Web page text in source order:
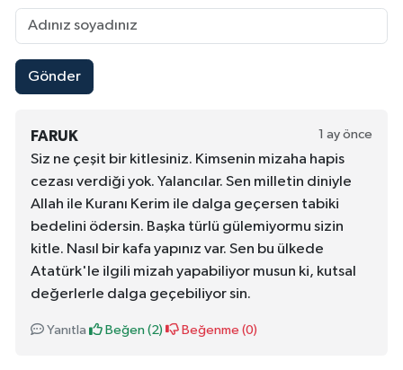
Gönder
FARUK 1 ay önce
Siz ne çeşit bir kitlesiniz. Kimsenin mizaha hapis
cezası verdiği yok. Yalancılar. Sen milletin diniyle
Allah ile Kuranı Kerim ile dalga geçersen tabiki
bedelini ödersin. Başka türlü gülemiyormu sizin
kitle. Nasıl bir kafa yapınız var. Sen bu ülkede
Atatürk'le ilgili mizah yapabiliyor musun ki, kutsal
değerlerle dalga geçebiliyor sin.
Yanıtla Beğen (2) Beğenme (0)